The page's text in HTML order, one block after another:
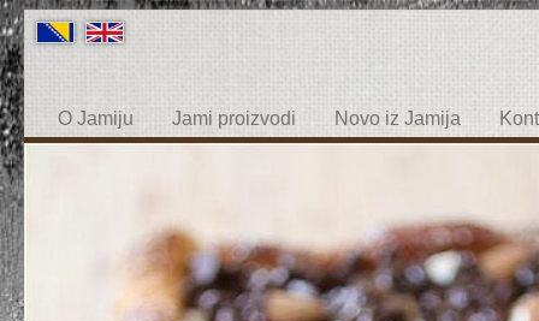
O Jamiju Jami proizvodi Novo iz Jamija